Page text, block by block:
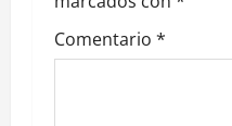
e
e
Comentario *